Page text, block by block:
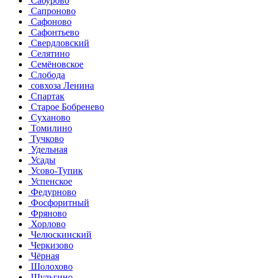
Сапроново
Сафоново
Сафонтьево
Свердловский
Селятино
Семёновское
Слобода
совхоза Ленина
Спартак
Старое Бобренево
Суханово
Томилино
Тучково
Удельная
Усады
Усово-Тупик
Успенское
Федурново
Фосфоритный
Фряново
Хорлово
Челюскинский
Черкизово
Чёрная
Шолохово